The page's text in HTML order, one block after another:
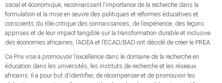
social et économique, reconnaissant l’importance de la recherche dans la
formulation et la mise en œuvre des politiques et réformes éducatives et
conscients du rôle critique des connaissances, de l’expérience, des leçons
apprises et de leur impact tangible sur la transformation durable et inclusive
des économies africaines, l’ADEA et l’ECAD/BAD ont décidé de créer le PREA.
Ce Prix vise à promouvoir l’excellence dans le domaine de la recherche en
éducation dans les universités, les instituts de recherche et les réseaux
africains. Il a pour but d’identifier, de récompenser et de promouvoir les